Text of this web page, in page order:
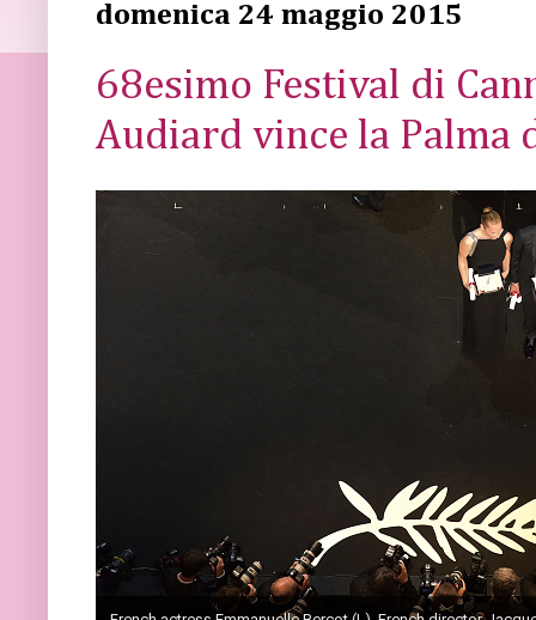
domenica 24 maggio 2015
68esimo Festival di
Audiard vince la Palma